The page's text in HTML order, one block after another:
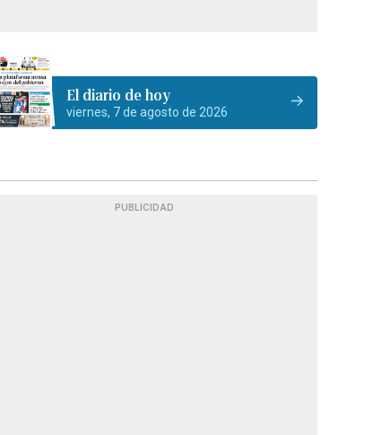
El diario de hoy
viernes, 7 de agosto de 2026
PUBLICIDAD